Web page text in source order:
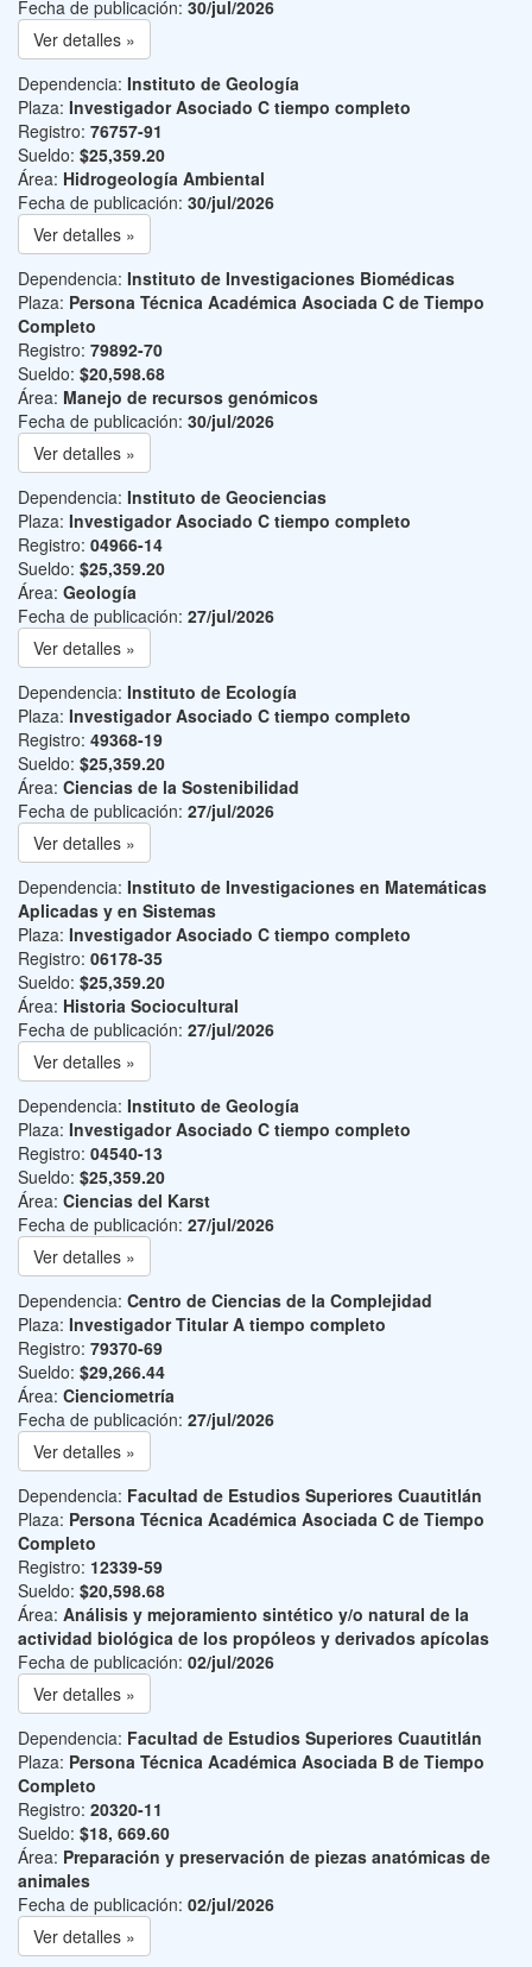
Fecha de publicación: 30/jul/2026
Ver detalles »
Dependencia: Instituto de Geología
Plaza: Investigador Asociado C tiempo completo
Registro: 76757-91
Sueldo: $25,359.20
Área: Hidrogeología Ambiental
Fecha de publicación: 30/jul/2026
Ver detalles »
Dependencia: Instituto de Investigaciones Biomédicas
Plaza: Persona Técnica Académica Asociada C de Tiempo
Completo
Registro: 79892-70
Sueldo: $20,598.68
Área: Manejo de recursos genómicos
Fecha de publicación: 30/jul/2026
Ver detalles »
Dependencia: Instituto de Geociencias
Plaza: Investigador Asociado C tiempo completo
Registro: 04966-14
Sueldo: $25,359.20
Área: Geología
Fecha de publicación: 27/jul/2026
Ver detalles »
Dependencia: Instituto de Ecología
Plaza: Investigador Asociado C tiempo completo
Registro: 49368-19
Sueldo: $25,359.20
Área: Ciencias de la Sostenibilidad
Fecha de publicación: 27/jul/2026
Ver detalles »
Dependencia: Instituto de Investigaciones en Matemáticas
Aplicadas y en Sistemas
Plaza: Investigador Asociado C tiempo completo
Registro: 06178-35
Sueldo: $25,359.20
Área: Historia Sociocultural
Fecha de publicación: 27/jul/2026
Ver detalles »
Dependencia: Instituto de Geología
Plaza: Investigador Asociado C tiempo completo
Registro: 04540-13
Sueldo: $25,359.20
Área: Ciencias del Karst
Fecha de publicación: 27/jul/2026
Ver detalles »
Dependencia: Centro de Ciencias de la Complejidad
Plaza: Investigador Titular A tiempo completo
Registro: 79370-69
Sueldo: $29,266.44
Área: Cienciometría
Fecha de publicación: 27/jul/2026
Ver detalles »
Dependencia: Facultad de Estudios Superiores Cuautitlán
Plaza: Persona Técnica Académica Asociada C de Tiempo
Completo
Registro: 12339-59
Sueldo: $20,598.68
Área: Análisis y mejoramiento sintético y/o natural de la
actividad biológica de los propóleos y derivados apícolas
Fecha de publicación: 02/jul/2026
Ver detalles »
Dependencia: Facultad de Estudios Superiores Cuautitlán
Plaza: Persona Técnica Académica Asociada B de Tiempo
Completo
Registro: 20320-11
Sueldo: $18, 669.60
Área: Preparación y preservación de piezas anatómicas de
animales
Fecha de publicación: 02/jul/2026
Ver detalles »